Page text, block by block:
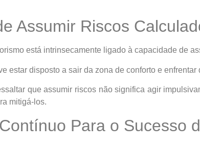
Assumir Riscos
está intrinsecamente ligado à capacidade de
estar disposto a sair da zona de conforto e
que assumir riscos não significa agir
mitigá-los.
Para o Sucesso